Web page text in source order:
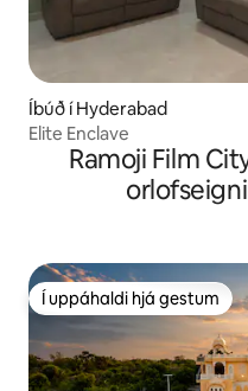
Íbúð í Hyderabad
Elite Enclave
Ramoji Film
Í uppáhaldi hjá gestum
Í uppáhaldi hjá gestum